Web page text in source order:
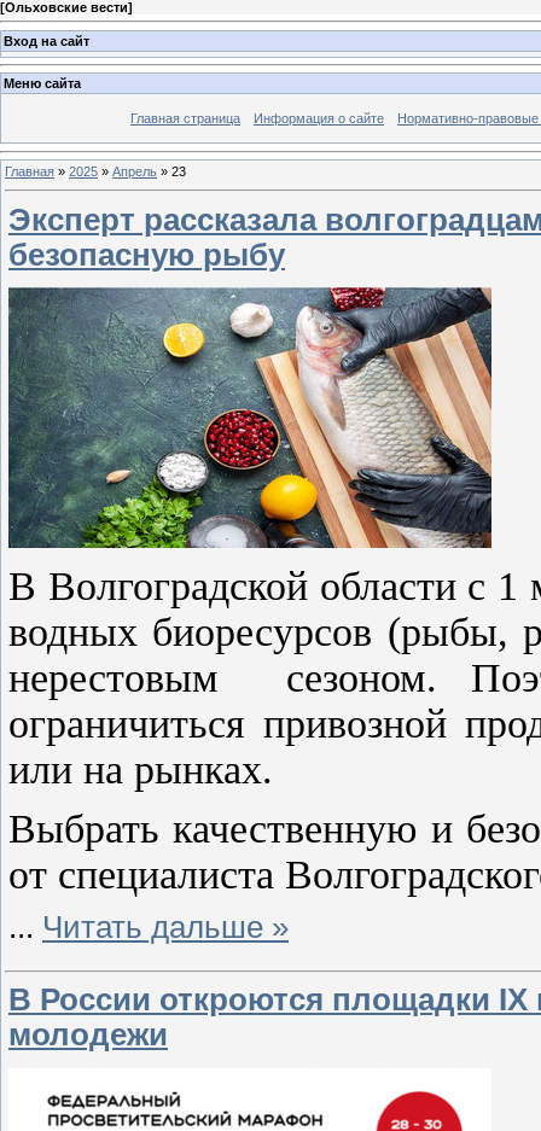
[Ольховские вести]
Вход на сайт
Меню сайта
Главная страница Информация о сайте Нормативно-правовые
Главная » 2025 » Апрель » 23
Эксперт рассказала
безопасную рыбу
В Волгоградской области с
водных биоресурсов (рыбы,
нерестовым сезоном.
ограничиться привозной
или на рынках.
Выбрать качественную и
от специалиста
... Читать дальше »
В России откроются площадки
молодежи